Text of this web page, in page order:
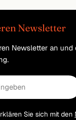
Newsletter
Newsletter an und
Sie sich mit den